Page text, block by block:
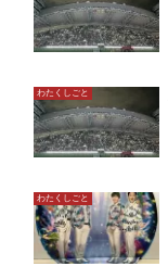
わたくしごと
わたくしごと